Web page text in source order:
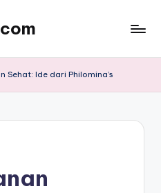
Sehat: Ide dari Philomina’s